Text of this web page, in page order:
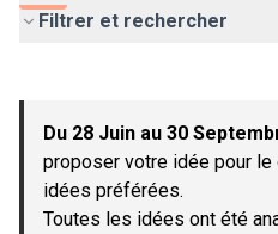
Filtrer et rechercher
−
Du 28 Juin au 30
proposer votre idée pour
idées préférées.
Toutes les idées ont été